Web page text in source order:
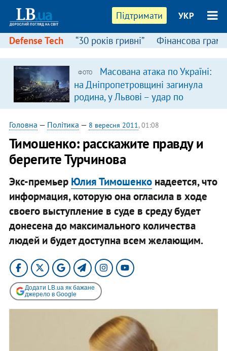
Підтримати УКР
Defense Tech “30 років гривні” Фінансова
ФОТО
Масована атака по Україні:
на Дніпропетровщині загинула
родина, у Львові – удар по
багатоповерхівках
(доповнюється)
Головна — Політика — 8 вересня 2011, 01:08
Тимошенко: расскажите правду и
берегите Турчинова
Экс-премьер Юлия Тимошенконадеется, что
информация, которую она огласила в ходе
своего выступление в суде в среду будет
донесена до максимального количества
людей и будет доступна всем желающим.
Додати LB.ua як бажане
джерело в Google